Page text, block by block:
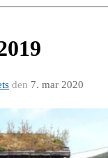
den 7. mar 2020